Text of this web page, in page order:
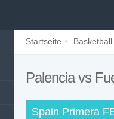
Startseite
Palencia vs
Spain Primera